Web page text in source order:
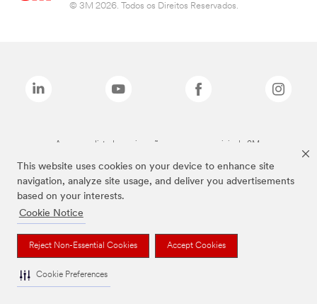
This website uses cookies on your device to enhance site
navigation, analyze site usage, and deliver you advertisements
based on your interests.
Cookie Notice
Reject Non-Essential Cookies Accept Cookies
Cookie Preferences
© 3M 2026. Todos os Direitos Reservados.
As marcas listadas a cima são marcas comerciais da 3M.